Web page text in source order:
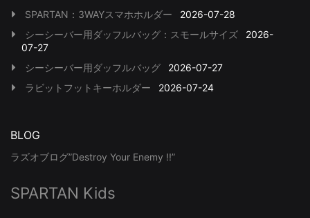
SPARTAN：3WAYスマホホルダー
2026-07-28
シーシーバー用ダッフルバッグ：スモールサイズ
2026-
07-27
シーシーバー用ダッフルバッグ
2026-07-27
ラビットフットキーホルダー
2026-07-24
BLOG
ラズオブログ”Destroy Your Enemy !!”
SPARTAN Kids